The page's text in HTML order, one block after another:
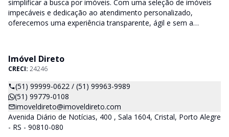
simplificar a busca por imóveis. Com uma seleção de imóveis
impecáveis e dedicação ao atendimento personalizado,
oferecemos uma experiência transparente, ágil e sem a
Imóvel Direto
CRECI: 24246
(51) 99999-0622 / (51) 99963-9989
(51) 99779-0108
imoveldireto@imoveldireto.com
Avenida Diário de Notícias, 400 , Sala 1604, Cristal, Porto Alegre
- RS - 90810-080